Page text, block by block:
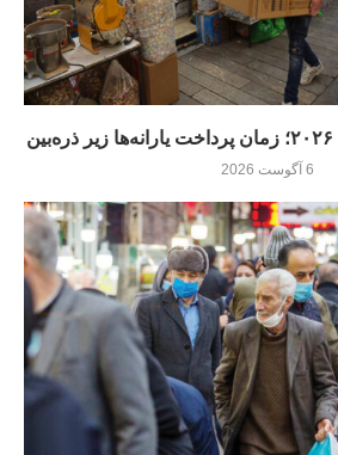
6 آگوست 2026